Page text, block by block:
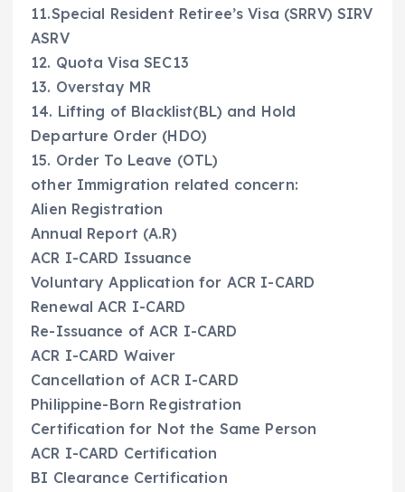
11.Special Resident Retiree’s Visa (SRRV) SIRV
ASRV
12. Quota Visa SEC13
13. Overstay MR
14. Lifting of Blacklist(BL) and Hold
Departure Order (HDO)
15. Order To Leave (OTL)
other Immigration related concern:
Alien Registration
Annual Report (A.R)
ACR I-CARD Issuance
Voluntary Application for ACR I-CARD
Renewal ACR I-CARD
Re-Issuance of ACR I-CARD
ACR I-CARD Waiver
Cancellation of ACR I-CARD
Philippine-Born Registration
Certification for Not the Same Person
ACR I-CARD Certification
BI Clearance Certification